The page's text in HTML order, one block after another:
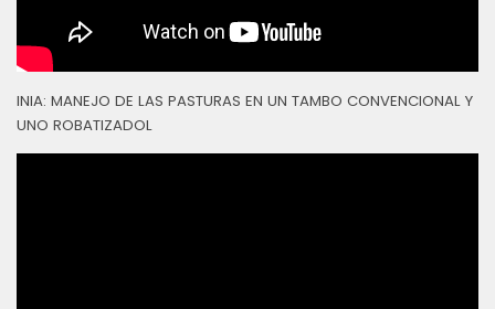
INIA: MANEJO DE LAS PASTURAS EN UN TAMBO CONVENCIONAL Y
UNO ROBATIZADOL